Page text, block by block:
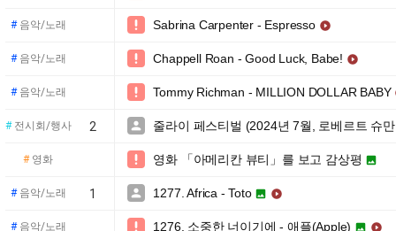
#음악/노래  Sabrina Carpenter - Espresso 
#음악/노래  Chappell Roan - Good Luck, Babe! 
#음악/노래  Tommy Richman - MILLION DOLLAR BABY
#전시회/행사 2  줄라이 페스티벌 (2024년 7월, 로베르트 슈
#영화  영화 「아메리칸 뷰티」를 보고 감상평 
#음악/노래 1  1277. Africa - Toto  
#음악/노래  1276. 소중한 너이기에 - 애플(Apple)  